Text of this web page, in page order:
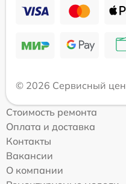
© 2026 Сервисный
Стоимость ремонта
Оплата и доставка
Контакты
Вакансии
О компании